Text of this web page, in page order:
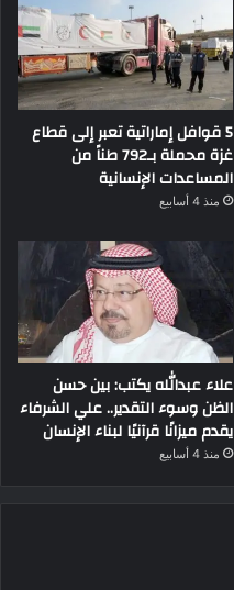
5 قوافل إماراتية تعبر إلى قطاع
غزة محملة بـ792 طناً من
المساعدات الإنسانية
منذ 4 أسابيع
علاء عبدالله يكتب: بين حسن
الظن وسوء التقدير.. علي الشرفاء
يقدم ميزانًا قرآنيًا لبناء الإنسان
منذ 4 أسابيع